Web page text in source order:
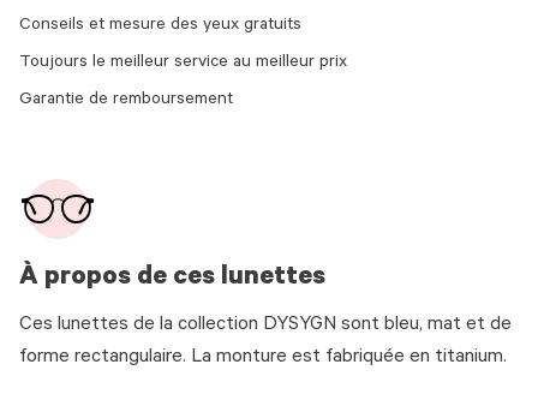
À propos de ces lunettes
Ces lunettes de la collection DYSYGN sont bleu, mat et de
forme rectangulaire. La monture est fabriquée en titanium.
Conseils et mesure des yeux gratuits
Toujours le meilleur service au meilleur prix
Garantie de remboursement